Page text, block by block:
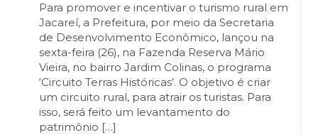
Para promover e incentivar o turismo rural em
Jacareí, a Prefeitura, por meio da Secretaria
de Desenvolvimento Econômico, lançou na
sexta-feira (26), na Fazenda Reserva Mário
Vieira, no bairro Jardim Colinas, o programa
‘Circuito Terras Históricas’. O objetivo é criar
um circuito rural, para atrair os turistas. Para
isso, será feito um levantamento do
patrimônio […]